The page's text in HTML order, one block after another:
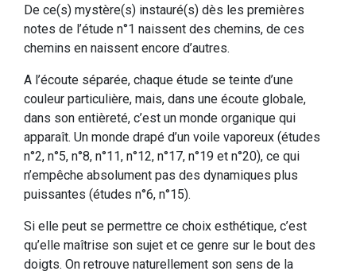
De ce(s) mystère(s) instauré(s) dès les premières
notes de l’étude n°1 naissent des chemins, de ces
chemins en naissent encore d’autres.
A l’écoute séparée, chaque étude se teinte d’une
couleur particulière, mais, dans une écoute globale,
dans son entièreté, c’est un monde organique qui
apparaît. Un monde drapé d’un voile vaporeux (études
n°2, n°5, n°8, n°11, n°12, n°17, n°19 et n°20), ce qui
n’empêche absolument pas des dynamiques plus
puissantes (études n°6, n°15).
Si elle peut se permettre ce choix esthétique, c’est
qu’elle maîtrise son sujet et ce genre sur le bout des
doigts. On retrouve naturellement son sens de la